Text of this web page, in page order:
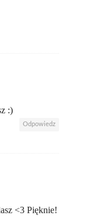
:)
Odpowiedz
<3 Pięknie!